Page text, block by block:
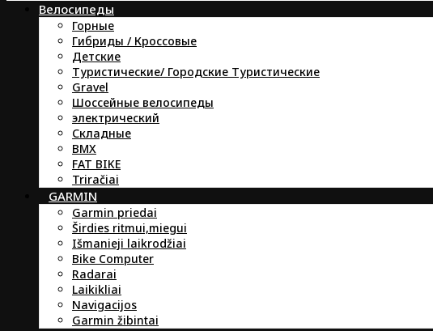
Велосипеды
Горные
Гибриды / Кроссовые
Детские
Туристические/ Городские Туристические
Gravel
Шоссейные велосипеды
электрический
Складные
BMX
FAT BIKE
Triračiai
GARMIN
Garmin priedai
Širdies ritmui,miegui
Išmanieji laikrodžiai
Bike Computer
Radarai
Laikikliai
Navigacijos
Garmin žibintai